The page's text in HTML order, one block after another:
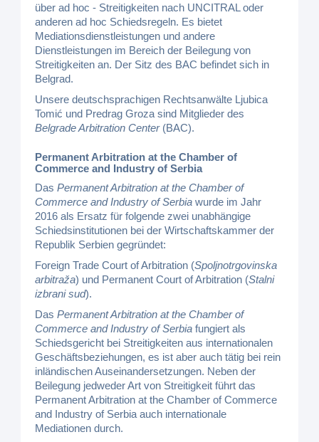
über ad hoc - Streitigkeiten nach UNCITRAL oder
anderen ad hoc Schiedsregeln. Es bietet
Mediationsdienstleistungen und andere
Dienstleistungen im Bereich der Beilegung von
Streitigkeiten an. Der Sitz des BAC befindet sich in
Belgrad.
Unsere deutschsprachigen Rechtsanwälte Ljubica
Tomić und Predrag Groza sind Mitglieder des
Belgrade Arbitration Center(BAC).
Permanent Arbitration at the Chamber of
Commerce and Industry of Serbia
DasPermanent Arbitration at the Chamber of
Commerce and Industry of Serbia wurde im Jahr
2016 als Ersatz für folgende zwei unabhängige
Schiedsinstitutionen bei der Wirtschaftskammer der
Republik Serbien gegründet:
Foreign Trade Court of Arbitration (Spoljnotrgovinska
arbitraža) und Permanent Court of Arbitration (Stalni
izbrani sud).
DasPermanent Arbitration at the Chamber of
Commerce and Industry of Serbia fungiert als
Schiedsgericht bei Streitigkeiten aus internationalen
Geschäftsbeziehungen, es ist aber auch tätig bei rein
inländischen Auseinandersetzungen. Neben der
Beilegung jedweder Art von Streitigkeit führt das
Permanent Arbitration at the Chamber of Commerce
and Industry of Serbia auch internationale
Mediationen durch.